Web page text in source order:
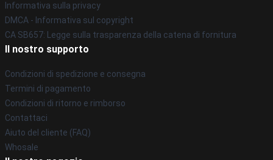
Informativa sulla privacy
DMCA - Informativa sul copyright
CA SB657: Legge sulla trasparenza della catena di fornitura
Il nostro supporto
Condizioni di spedizione e consegna
Termini di pagamento
Condizioni di ritorno e rimborso
Contattaci
Aiuto del cliente (FAQ)
Whosale